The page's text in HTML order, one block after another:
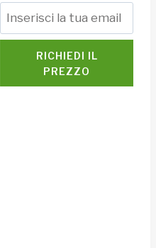
RICHIEDI IL
PREZZO